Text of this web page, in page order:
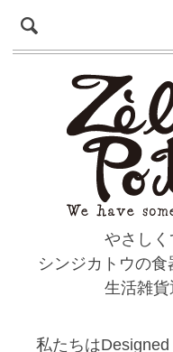
やさしく
シンジカトウの食
生活雑
私たちは